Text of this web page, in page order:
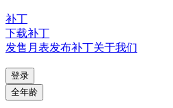
补丁
下载补丁
发售月表发布补丁关于我们
登录
全年龄